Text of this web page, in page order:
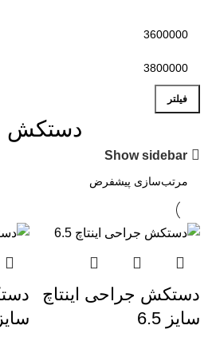
فیلتر
دستکش
Show sidebar
دستکش جراحی اینتاچ
سایز 6.5
سایز 7